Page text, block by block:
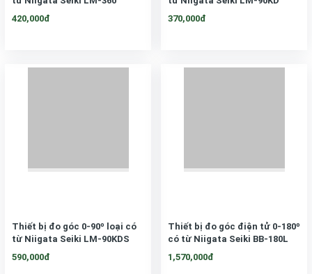
420,000đ
370,000đ
Thiết bị đo góc 0-90º loại có
từ Niigata Seiki LM-90KDS
590,000đ
Thiết bị đo góc điện tử 0-180º
có từ Niigata Seiki BB-180L
1,570,000đ